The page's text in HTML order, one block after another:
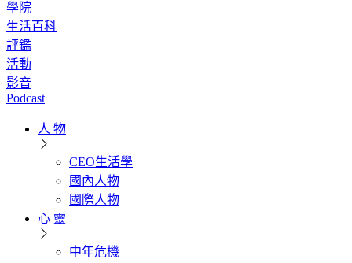
學院
生活百科
評鑑
活動
影音
Podcast
人 物
CEO生活學
國內人物
國際人物
心 靈
中年危機